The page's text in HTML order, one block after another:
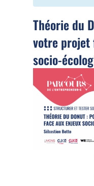
Théorie du
votre projet
socio-